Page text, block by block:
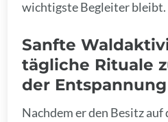
wichtigste Begleiter bleibt.
Sanfte
tägliche Rituale
der Entspannung
Nachdem er den Besitz